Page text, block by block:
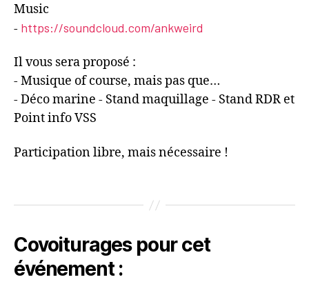
Music
- https://soundcloud.com/ankweird
Il vous sera proposé :
- Musique of course, mais pas que…
- Déco marine - Stand maquillage - Stand RDR et
Point info VSS
Participation libre, mais nécessaire !
Covoiturages pour cet
événement :